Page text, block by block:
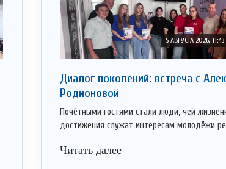
5 АВГУСТА 2026, 11:43
Диалог поколений: встреча с
Родионовой
Почётными гостями стали люди, чей
достижения служат интересам молодёжи
Читать далее